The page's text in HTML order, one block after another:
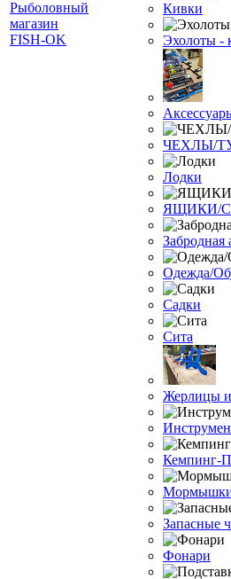
Кивки
Эхолоты -
ЧЕХЛЫ/
Лодки
ЯЩИКИ/
Одежда/
Садки
Сита
Жерлицы и
Кемпинг-
Запасные
Фонари